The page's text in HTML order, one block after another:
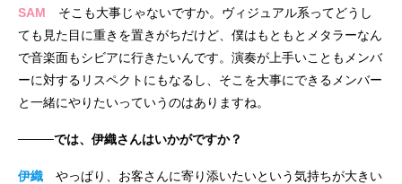
SAM そこも大事じゃないですか。ヴィジュアル系ってどうし
ても見た目に重きを置きがちだけど、僕はもともとメタラーなん
で音楽面もシビアに行きたいんです。演奏が上手いこともメンバ
ーに対するリスペクトにもなるし、そこを大事にできるメンバー
と一緒にやりたいっていうのはありますね。
────では、伊織さんはいかがですか？
伊織 やっぱり、お客さんに寄り添いたいという気持ちが大きい